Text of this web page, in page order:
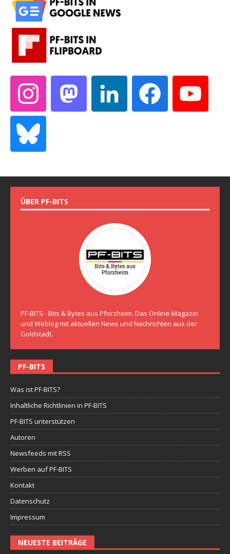
ÜBER PF-BITS
PF-BITS - Bits & Bytes aus Pforzheim. Das Online-Magazin
und Weblog mit aktuellen News und Nachrichten aus der
Goldstadt.
PF-BITS
Was ist PF-BITS?
Inhaltliche Richtlinien in PF-BITS
PF-BITS unterstützen
Autoren
Newsfeeds mit RSS
Werben auf PF-BITS
Kontakt
Datenschutz
Impressum
NEUESTE BEITRÄGE